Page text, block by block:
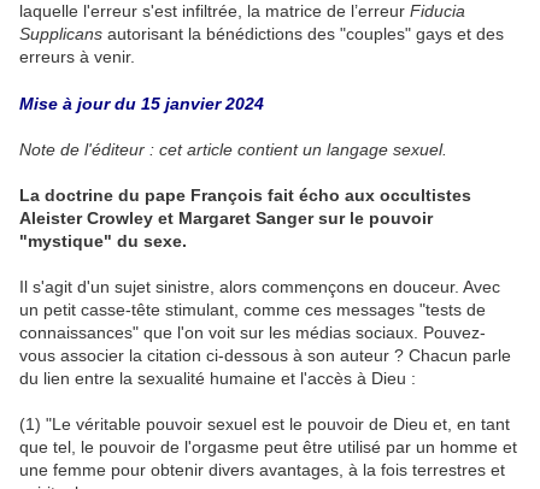
laquelle l'erreur s'est infiltrée, la matrice de l’erreur Fiducia
Supplicans autorisant la bénédictions des "couples" gays et des
erreurs à venir.
Mise à jour du 15 janvier 2024
Note de l'éditeur : cet article contient un langage sexuel.
La doctrine du pape François fait écho aux occultistes
Aleister Crowley et Margaret Sanger sur le pouvoir
"mystique" du sexe.
Il s'agit d'un sujet sinistre, alors commençons en douceur. Avec
un petit casse-tête stimulant, comme ces messages "tests de
connaissances" que l'on voit sur les médias sociaux. Pouvez-
vous associer la citation ci-dessous à son auteur ? Chacun parle
du lien entre la sexualité humaine et l'accès à Dieu :
(1) "Le véritable pouvoir sexuel est le pouvoir de Dieu et, en tant
que tel, le pouvoir de l'orgasme peut être utilisé par un homme et
une femme pour obtenir divers avantages, à la fois terrestres et